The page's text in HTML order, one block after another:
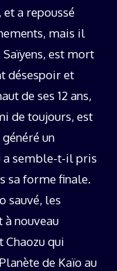
a repoussé
mais il
est mort
désespoir et
de ses 12 ans,
de toujours, est
un
a semble-t-il pris
sa forme finale.
sauvé, les
nouveau
Chaozu qui
de Kaïo au